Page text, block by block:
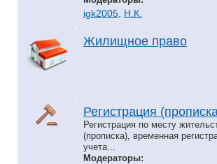
igk2005 Н.К.
Жилищное право
Регистрация
Регистрация по месту
(прописка), временная
учета...
Модераторы: